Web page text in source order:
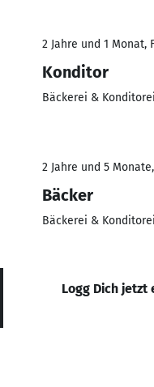
2 Jahre und 1 Monat,
Konditor
Bäckerei &
2 Jahre und 5
Bäcker
Bäckerei &
Logg Dich jetzt